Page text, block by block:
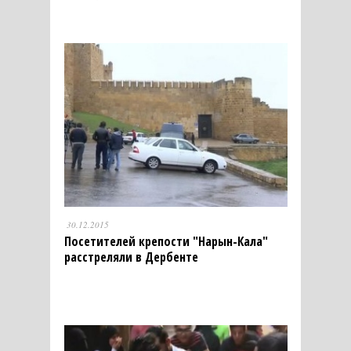
30.12.2015
Посетителей крепости "Нарын-Кала"
расстреляли в Дербенте